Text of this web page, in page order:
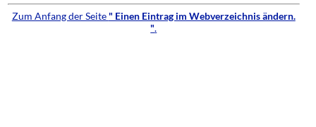
Zum Anfang der Seite " Einen Eintrag im Webverzeichnis ändern.
".